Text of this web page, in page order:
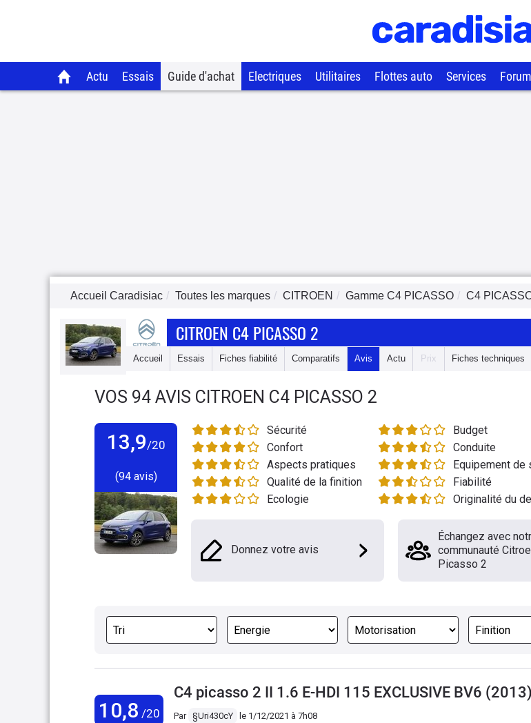
Actu Essais Guide d'achat Electriques Utilitaires Flottes auto Services Forum
Accueil Caradisiac Toutes les marques CITROEN Gamme C4 PICASSO C4
CITROEN C4 PICASSO 2
Accueil Essais Fiches fiabilité Comparatifs Avis Actu Prix Fiches techniques
VOS 94 AVIS CITROEN C4 PICASSO 2
13,9/20
(94 avis)
Sécurité
Budget
Confort
Conduite
Aspects pratiques
Equipement de
Qualité de la finition
Fiabilité
Ecologie
Originalité du
Donnez votre avis
Échangez avec
communauté
Picasso 2
10,8 /20
C4 picasso 2 II 1.6 E-HDI 115 EXCLUSIVE BV6 (2013)
Par §Uri430cY le 1/12/2021 à 7h08